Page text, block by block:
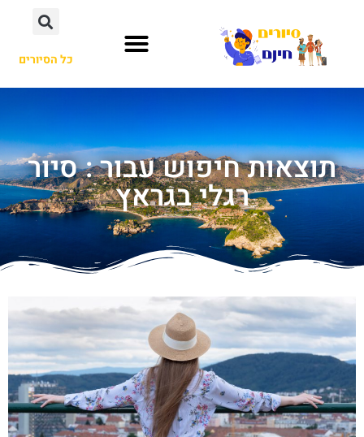
כל הסיורים
תוצאות חיפוש עבור : סיור
רגלי בגראץ